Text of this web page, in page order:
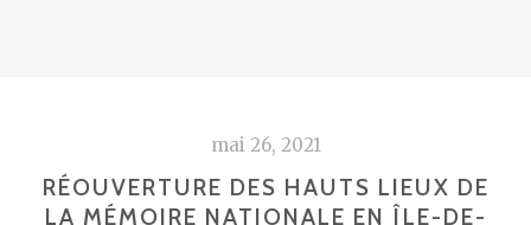
mai 26, 2021
RÉOUVERTURE DES HAUTS LIEUX DE
LA MÉMOIRE NATIONALE EN ÎLE-DE-